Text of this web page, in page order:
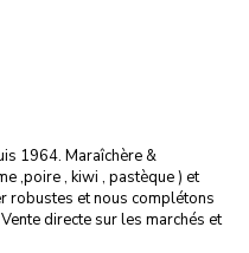
1964. Maraîchère &
,poire , kiwi , pastèque ) et
robustes et nous complétons
directe sur les marchés et